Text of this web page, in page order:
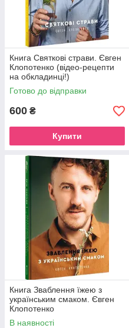
Книга Святкові страви. Євген
Клопотенко (відео-рецепти
на обкладинці!)
Готово до відправки
600 ₴
Купити
Книга Зваблення їжею з
українським смаком. Євген
Клопотенко
В наявності